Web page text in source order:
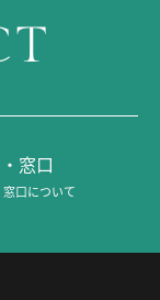
窓口
口について